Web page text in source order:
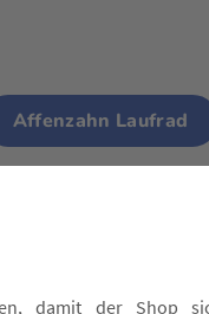
Affenzahn Laufrad
2 Jahre